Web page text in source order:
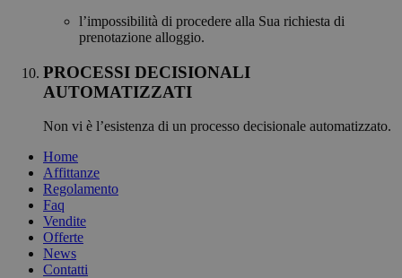
l’impossibilità di procedere alla Sua richiesta di
prenotazione alloggio.
PROCESSI DECISIONALI
AUTOMATIZZATI
Non vi è l’esistenza di un processo decisionale automatizzato.
Home
Affittanze
Regolamento
Faq
Vendite
Offerte
News
Contatti